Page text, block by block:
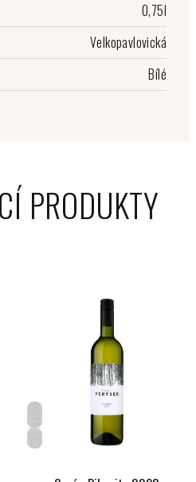
0,75l
Velkopavlovická
Bílé
PRODUKTY
CZ
Suché